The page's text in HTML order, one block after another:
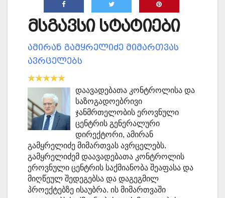
მსგავსი სტატიები
ამირან გამყრელიძე მიმართვას
ავრცელებს
დაავადებათა კონტროლისა და
საზოგადოებრივი
ჯანმრთელობის ეროვნული
ცენტრის გენერალური
დირექტორი, ამირან
გამყრელიძე მიმართვას ავრცელებს.
გამყრელიძემ დაავადებათა კონტროლის
ეროვნული ცენტრის საქმიანობა შეაფასა და
მიღწეულ შედეგებსა და დაგეგმილ
პროექტებზე ისაუბრა. ის მიმართვაში